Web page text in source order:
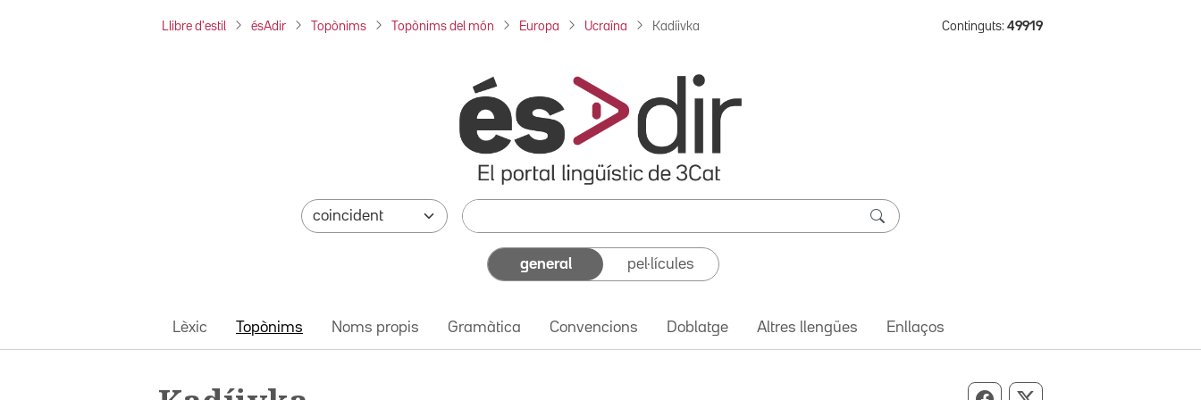
Llibre d'estil ésAdir Topònims Topònims del món Europa Ucraïna Kadíivka Continguts: 49919
general pel·lícules
Lèxic Topònims Noms propis Gramàtica Convencions Doblatge Altres llengües Enllaços